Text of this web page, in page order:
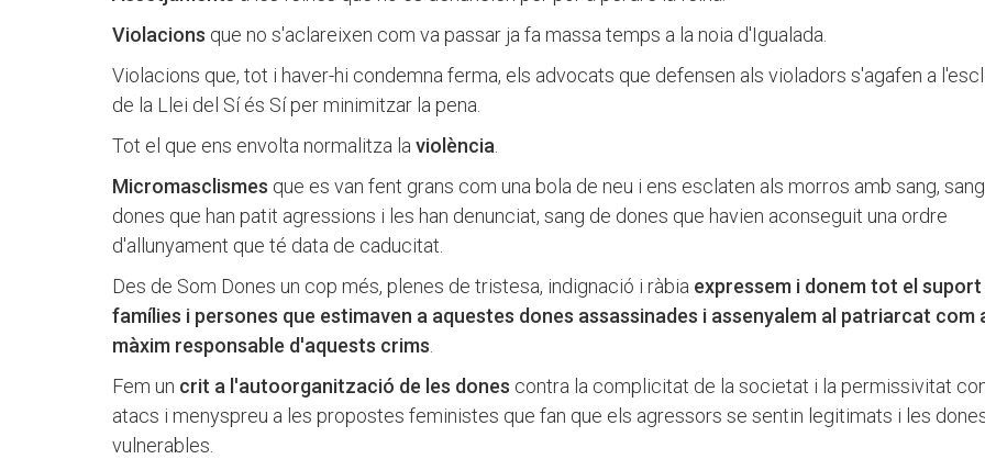
Violacions que no s'aclareixen com va passar ja fa massa temps a la noia d'Igualada.
Violacions que, tot i haver-hi condemna ferma, els advocats que defensen als violadors s'agafen a
de la Llei del Sí és Sí per minimitzar la pena.
Tot el que ens envolta normalitza la violència
Micromasclismes que es van fent grans com una bola de neu i ens esclaten als morros amb sang,
dones que han patit agressions i les han denunciat, sang de dones que havien aconseguit una ordre
d'allunyament que té data de caducitat.
Des de Som Dones un cop més, plenes de tristesa, indignació i ràbia expressem i donem tot el suport
famílies i persones que estimaven a aquestes dones assassinades i assenyalem al patriarcat com
màxim responsable d'aquests crims
Fem un crit a l'autoorganització de les dones contra la complicitat de la societat i la permissivitat
atacs i menyspreu a les propostes feministes que fan que els agressors se sentin legitimats i les
vulnerables.